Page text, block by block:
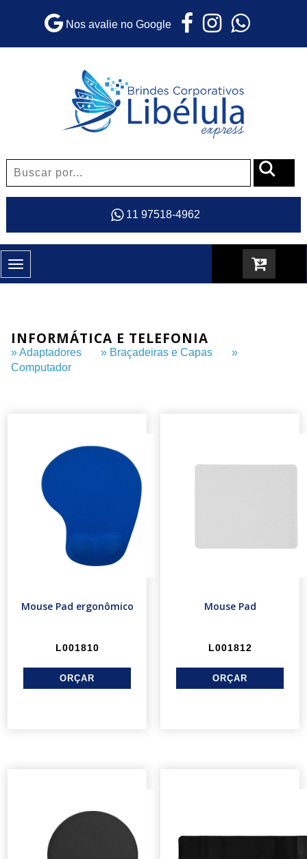
Nos avalie no Google
11 97518-4962
Toggle
navigation
INFORMÁTICA E TELEFONIA
» Adaptadores » Braçadeiras e Capas »
Computador
Mouse Pad ergonômico
L001810
Mouse Pad
L001812